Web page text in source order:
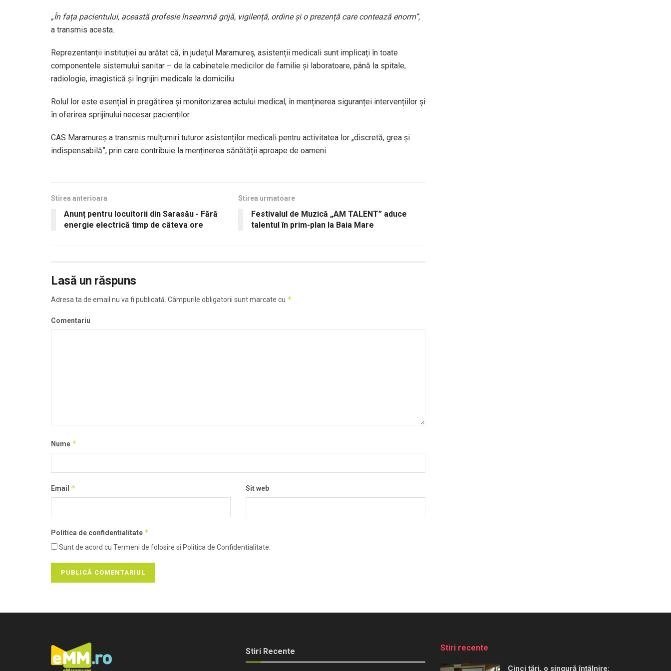
„În fața pacientului, această profesie înseamnă grijă, vigilență, ordine și o prezență care contează enorm”,
a transmis acesta.
Reprezentanții instituției au arătat că, în județul Maramureș, asistenții medicali sunt implicați în toate
componentele sistemului sanitar – de la cabinetele medicilor de familie și laboratoare, până la spitale,
radiologie, imagistică și îngrijiri medicale la domiciliu.
Rolul lor este esențial în pregătirea și monitorizarea actului medical, în menținerea siguranței intervențiilor și
în oferirea sprijinului necesar pacienților.
CAS Maramureș a transmis mulțumiri tuturor asistenților medicali pentru activitatea lor „discretă, grea și
indispensabilă”, prin care contribuie la menținerea sănătății aproape de oameni.
Stirea anterioara
Anunț pentru locuitorii din Sarasău - Fără
energie electrică timp de câteva ore
Stirea urmatoare
Festivalul de Muzică „AM TALENT” aduce
talentul în prim-plan la Baia Mare
Lasă un răspuns
Adresa ta de email nu va fi publicată. Câmpurile obligatorii sunt marcate cu *
Comentariu
Nume *
Email * Sit web
Politica de confidentialitate *
Sunt de acord cu Termeni de folosire si Politica de Confidentialitate.
Stiri Recente Stiri recente
Cinci țări, o singură întâlnire: